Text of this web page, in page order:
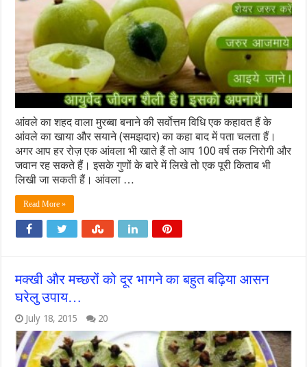
आंवले का शहद वाला मुरब्बा बनाने की सर्वोत्तम विधि एक कहावत हैं के
आंवले का खाया और सयाने (समझदार) का कहा बाद में पता चलता हैं।
अगर आप हर रोज़ एक आंवला भी खाते हैं तो आप 100 वर्ष तक निरोगी और
जवान रह सकते हैं। इसके गुणों के बारे में लिखे तो एक पूरी किताब भी
लिखी जा सकती हैं। आंवला …
Read More »
मक्खी और मच्छरों को दूर भागने का बहुत बढ़िया आसन
घरेलु उपाय…
July 18, 2015 20